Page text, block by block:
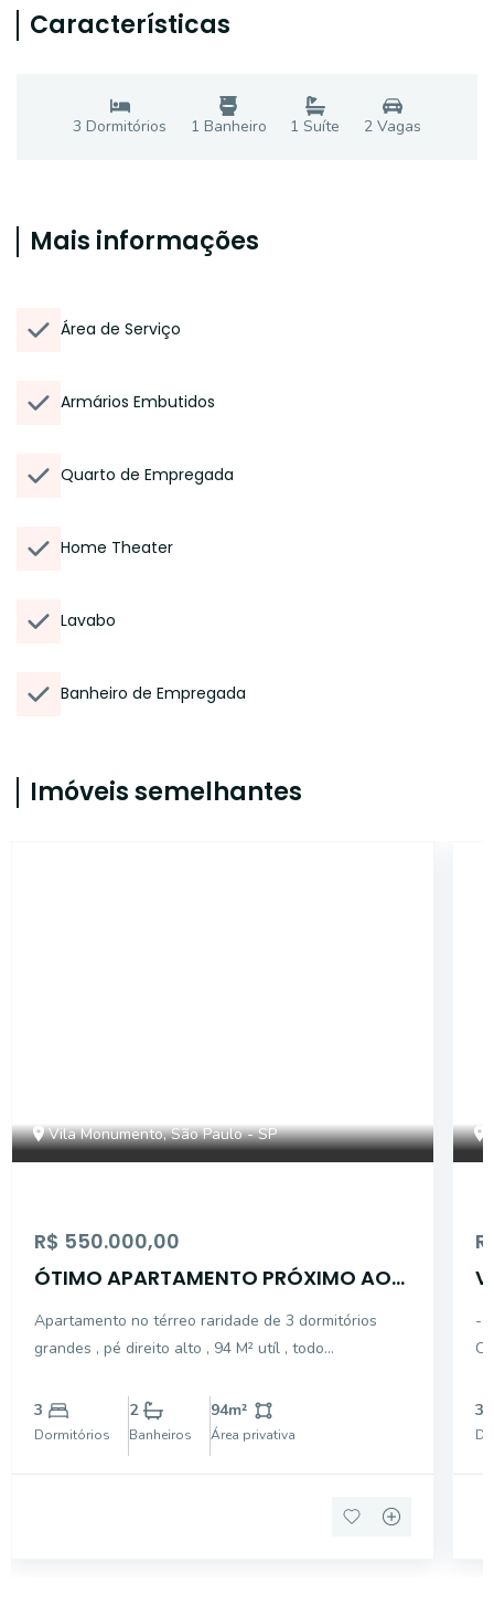
Características
3 Dormitórios 1 Banheiro 1 Suíte 2Vagas
Mais informações
Área de Serviço
Armários Embutidos
Quarto de Empregada
Home Theater
Lavabo
Banheiro de Empregada
Imóveis semelhantes
Vila Monumento, São Paulo - SP
R$ 550.000,00
ÓTIMO APARTAMENTO PRÓXIMO AO
Apartamento no térreo raridade de 3 dormitórios
grandes , pé direito alto , 94 M² utíl , todo
embutidos piso taco, cozinha com armários
embutidos
3
Dormitórios
2
Banheiros
94m²
Área privativa
-
3